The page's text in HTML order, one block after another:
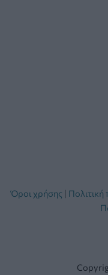
Όροι χρήσης